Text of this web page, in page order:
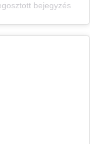
bejegyzés